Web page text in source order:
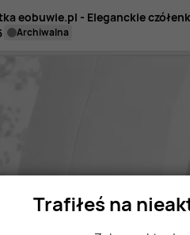
Trafiłeś na
eobuwie.pl - Eleganckie
archiwalna